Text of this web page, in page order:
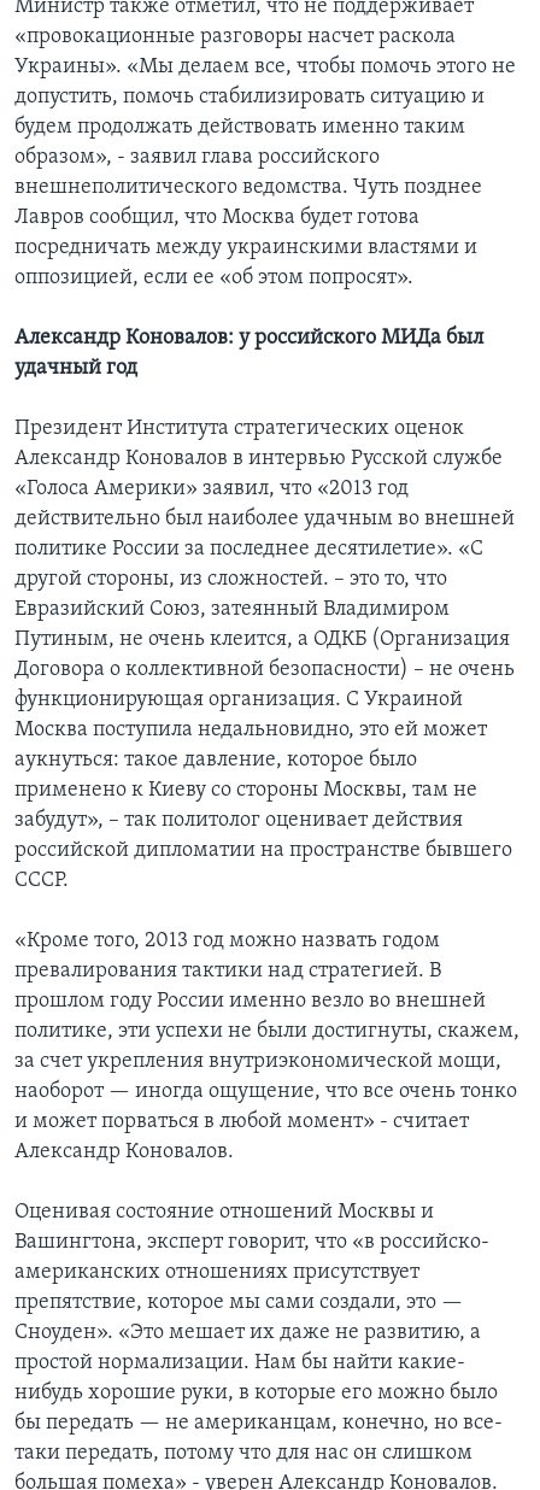
Министр также отметил, что не поддерживает
«провокационные разговоры насчет раскола
Украины». «Мы делаем все, чтобы помочь этого не
допустить, помочь стабилизировать ситуацию и
будем продолжать действовать именно таким
образом», - заявил глава российского
внешнеполитического ведомства. Чуть позднее
Лавров сообщил, что Москва будет готова
посредничать между украинскими властями и
оппозицией, если ее «об этом попросят».
Александр Коновалов: у российского МИДа был
удачный год
Президент Института стратегических оценок
Александр Коновалов в интервью Русской службе
«Голоса Америки» заявил, что «2013 год
действительно был наиболее удачным во внешней
политике России за последнее десятилетие». «С
другой стороны, из сложностей. – это то, что
Евразийский Союз, затеянный Владимиром
Путиным, не очень клеится, а ОДКБ (Организация
Договора о коллективной безопасности) – не очень
функционирующая организация. С Украиной
Москва поступила недальновидно, это ей может
аукнуться: такое давление, которое было
применено к Киеву со стороны Москвы, там не
забудут», – так политолог оценивает действия
российской дипломатии на пространстве бывшего
СССР.
«Кроме того, 2013 год можно назвать годом
превалирования тактики над стратегией. В
прошлом году России именно везло во внешней
политике, эти успехи не были достигнуты, скажем,
за счет укрепления внутриэкономической мощи,
наоборот — иногда ощущение, что все очень тонко
и может порваться в любой момент» - считает
Александр Коновалов.
Оценивая состояние отношений Москвы и
Вашингтона, эксперт говорит, что «в российско-
американских отношениях присутствует
препятствие, которое мы сами создали, это —
Сноуден». «Это мешает их даже не развитию, а
простой нормализации. Нам бы найти какие-
нибудь хорошие руки, в которые его можно было
бы передать — не американцам, конечно, но все-
таки передать, потому что для нас он слишком
большая помеха» - уверен Александр Коновалов.